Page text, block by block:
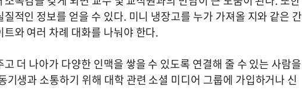
적인 정보를 얻을 수 있다. 미니 냉장고를 누가 가져올 지와 같은 간
와 여러 차례 대화를 나눠야 한다.
더 나아가 다양한 인맥을 쌓을 수 있도록 연결해 줄 수 있는 사람을
생과 소통하기 위해 대학 관련 소셜 미디어 그룹에 가입하거나 신